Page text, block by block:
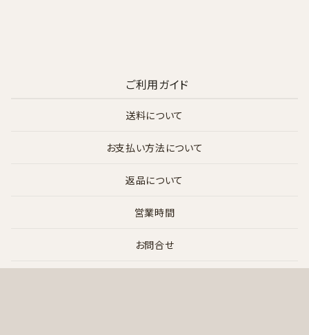
ご利用ガイド
送料について
お支払い方法について
返品について
営業時間
お問合せ